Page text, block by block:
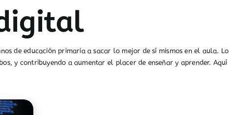
de educación primaria a sacar lo mejor de sí mismos en el aula. Lo
y contribuyendo a aumentar el placer de enseñar y aprender. Aquí